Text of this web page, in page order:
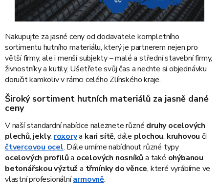
Nakupujte za jasné ceny od dodavatele kompletního
sortimentu hutního materiálu, který je partnerem nejen pro
větší firmy, ale i menší subjekty – malé a střední stavební firmy,
živnostníky a kutily. Ušetřete svůj čas a nechte si objednávku
doručit kamkoliv v rámci celého Zlínského kraje.
Široký sortiment hutních materiálů za jasně dané
ceny
V naší standardní nabídce naleznete různé druhy ocelových
plechů, jekly, roxorya kari sítě, dále plochou, kruhovou či
čtvercovou ocel. Dále umíme nabídnout různé typy
ocelových profilůa ocelových nosníkůa také ohýbanou
betonářskou výztuža třmínky do věnce, které vyrábíme ve
vlastní profesionálníarmovně.